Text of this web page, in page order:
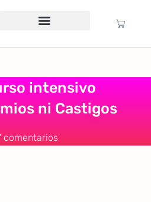
intensivo
ni Castigos
comentarios